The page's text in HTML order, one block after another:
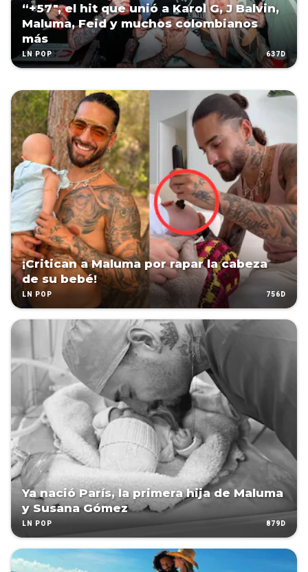
“+57″, el hit que unió a Karol G, J Balvin,
Maluma, Feid y muchos colombianos
más
LN POP 637D
¡Critican a Maluma por rapar la cabeza
de su bebé!
LN POP 756D
Ya nació París, la primera hija de Maluma
y Susana Gómez
LN POP 879D